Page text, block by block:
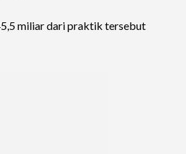
miliar dari praktik tersebut